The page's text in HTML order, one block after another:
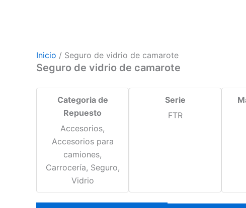
Inicio / Seguro de vidrio de camarote
Seguro de vidrio de camarote
Categoria de
Repuesto
Accesorios,
Accesorios para
camiones,
Carrocería, Seguro,
Vidrio
Serie
FTR